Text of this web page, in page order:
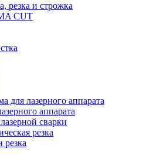
резка и строжка
CUT
для лазерного аппарата
аппарата
сварки
резка
резка